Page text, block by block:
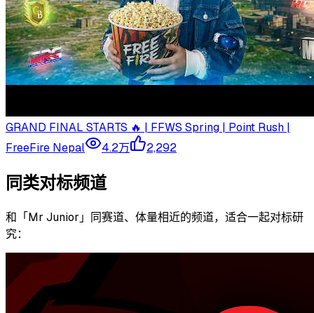
GRAND FINAL STARTS 🔥 | FFWS Spring | Point Rush |
FreeFire Nepal
4.2万 2,292
同类对标频道
和「Mr Junior 」同赛道、体量相近的频道，适合一起对标研
究：